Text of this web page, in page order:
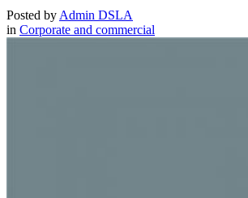
Posted by Admin DSLA
in Corporate and commercial